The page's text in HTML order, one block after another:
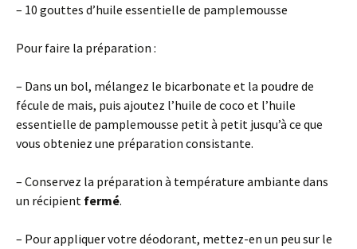
– 10 gouttes d’huile essentielle de pamplemousse
Pour faire la préparation :
– Dans un bol, mélangez le bicarbonate et la poudre de
fécule de mais, puis ajoutez l’huile de coco et l’huile
essentielle de pamplemousse petit à petit jusqu’à ce que
vous obteniez une préparation consistante.
– Conservez la préparation à température ambiante dans
un récipient fermé.
– Pour appliquer votre déodorant, mettez-en un peu sur le